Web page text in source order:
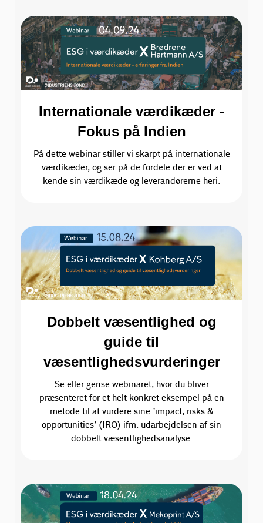
Internationale værdikæder -
Fokus på Indien
På dette webinar stiller vi skarpt på internationale
værdikæder, og ser på de fordele der er ved at
kende sin værdikæde og leverandørerne heri.
Dobbelt væsentlighed og
guide til
væsentlighedsvurderinger
Se eller gense webinaret, hvor du bliver
præsenteret for et helt konkret eksempel på en
metode til at vurdere sine ’impact, risks &
opportunities’ (IRO) ifm. udarbejdelsen af sin
dobbelt væsentlighedsanalyse.